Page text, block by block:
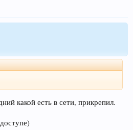
какой есть в сети, прикрепил.